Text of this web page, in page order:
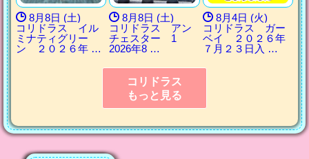
8月8日 (土)
コリドラス イル
ミナティグリー
ン ２０２６年 …
8月8日 (土)
コリドラス アン
チェスター 1
2026年8 …
8月4日 (火)
コリドラス ガー
ベイ ２０２６年
７月２３日入 …
コリドラス
もっと見る